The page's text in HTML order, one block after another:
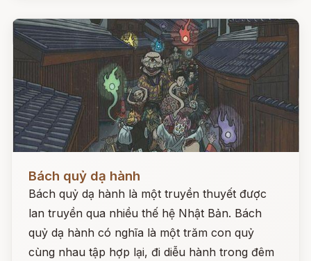
Bách quỷ dạ hành
Bách quỷ dạ hành là một truyền thuyết được
lan truyền qua nhiều thế hệ Nhật Bản. Bách
quỷ dạ hành có nghĩa là một trăm con quỷ
cùng nhau tập hợp lại, đi diễu hành trong đêm